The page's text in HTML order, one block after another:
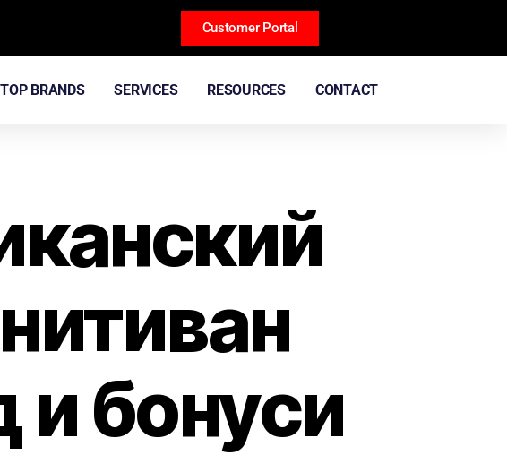
Customer Portal
TOP BRANDS SERVICES RESOURCES CONTACT
и бонуси